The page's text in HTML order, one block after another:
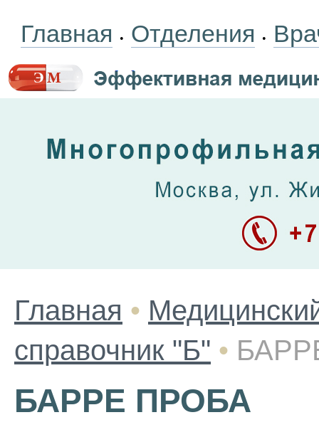
Главная • Отделения •
Главная •
справочник "Б" •
БАРРЕ ПРОБА